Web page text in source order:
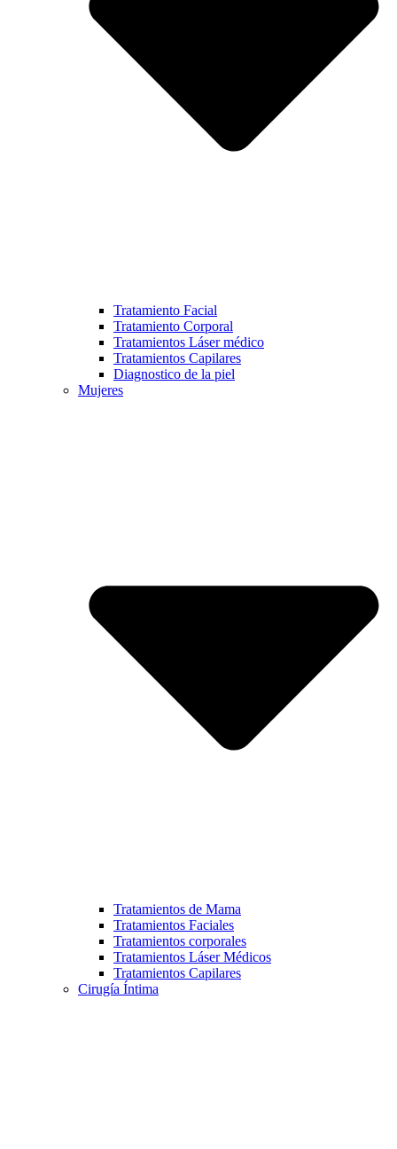
Tratamiento Facial
Tratamiento Corporal
Tratamientos Láser médico
Tratamientos Capilares
Diagnostico de la piel
Mujeres
Tratamientos de Mama
Tratamientos Faciales
Tratamientos corporales
Tratamientos Láser Médicos
Tratamientos Capilares
Cirugía Íntima